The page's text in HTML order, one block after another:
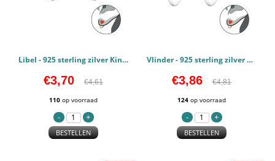
Libel - 925 sterling zilver Kinderoorbellen PCJW43463
€3,70 €4,61
110 op voorraad
BESTELLEN
Vlinder - 925 sterling zilver Kinderoorbellen PCJW43461
€3,86 €4,81
124 op voorraad
BESTELLEN